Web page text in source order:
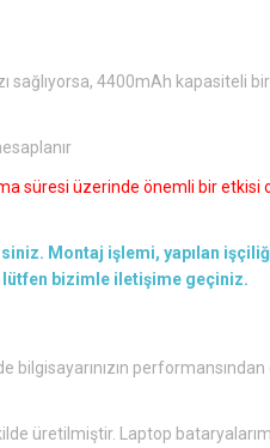
sağlıyorsa, 4400mAh kapasiteli
süresi üzerinde önemli bir etkisi
Montaj işlemi, yapılan
bizimle iletişime geçiniz.
bilgisayarınızın
üretilmiştir. Laptop